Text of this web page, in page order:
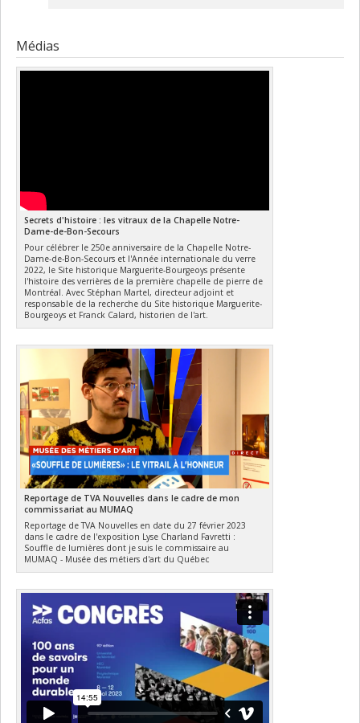
Médias
Secrets d'histoire : les vitraux de la Chapelle Notre-
Dame-de-Bon-Secours
Pour célébrer le 250e anniversaire de la Chapelle Notre-
Dame-de-Bon-Secours et l'Année internationale du verre
2022, le Site historique Marguerite-Bourgeoys présente
l'histoire des verrières de la première chapelle de pierre de
Montréal. Avec Stéphan Martel, directeur adjoint et
responsable de la recherche du Site historique Marguerite-
Bourgeoys et Franck Calard, historien de l'art.
Reportage de TVA Nouvelles dans le cadre de mon
commissariat au MUMAQ
Reportage de TVA Nouvelles en date du 27 février 2023
dans le cadre de l'exposition Lyse Charland Favretti :
Souffle de lumières dont je suis le commissaire au
MUMAQ - Musée des métiers d'art du Québec